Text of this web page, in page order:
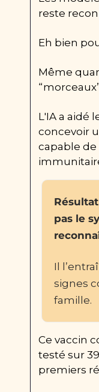
reste
Eh bien
Même
L'IA a aidé
concevoir
capable
pas le
Il
signes
famille.
Ce vaccin
testé sur
premiers